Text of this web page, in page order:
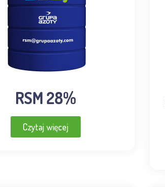
RSM 28%
Czytaj więcej